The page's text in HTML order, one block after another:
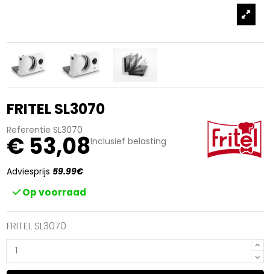
FRITEL SL3070
Referentie SL3070
€ 53,08Inclusief belasting
Adviesprijs 59.99€
Op voorraad
FRITEL SL3070